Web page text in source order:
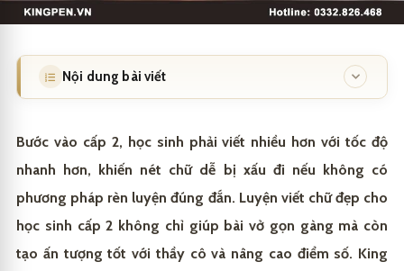
Nội dung bài viết
Cải thiện điểm số và ấn tượng với giáo viên
1.2 Rèn luyện tính kiên nhẫn và khả năng tập trung
Phương pháp luyện viết chữ đẹp cho học sinh cấp 2
hiệu quả?
Bước vào cấp 2, học sinh phải viết nhiều hơn với tốc độ
nhanh hơn, khiến nét chữ dễ bị xấu đi nếu không có
phương pháp rèn luyện đúng đắn. Luyện viết chữ đẹp cho
học sinh cấp 2 không chỉ giúp bài vở gọn gàng mà còn
tạo ấn tượng tốt với thầy cô và nâng cao điểm số. King